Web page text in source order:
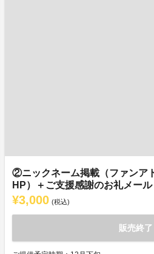
②ニックネーム掲載（ファンア
HP）＋ご支援感謝のお礼メール
¥3,000 (税込)
販売終了